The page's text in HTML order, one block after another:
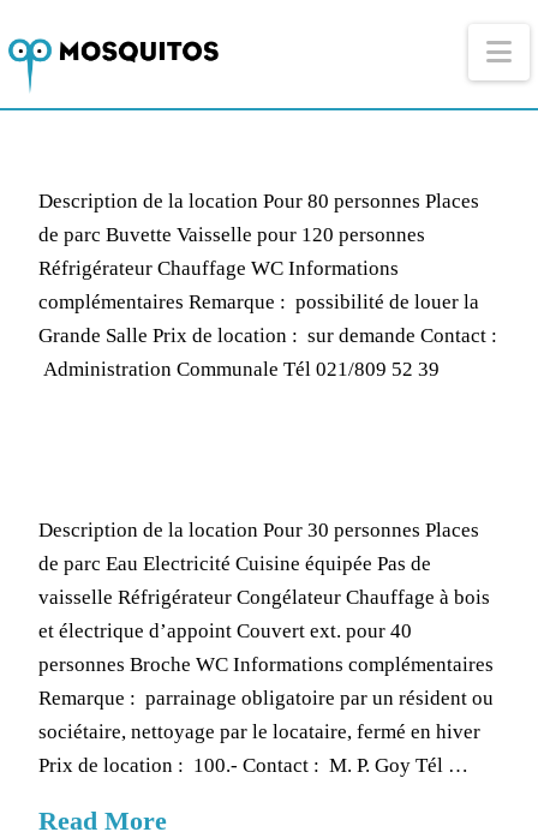
Description de la location Pour 80 personnes Places
de parc Buvette Vaisselle pour 120 personnes
Réfrigérateur Chauffage WC Informations
complémentaires Remarque : possibilité de louer la
Grande Salle Prix de location : sur demande Contact :
Administration Communale Tél 021/809 52 39
Description de la location Pour 30 personnes Places
de parc Eau Electricité Cuisine équipée Pas de
vaisselle Réfrigérateur Congélateur Chauffage à bois
et électrique d’appoint Couvert ext. pour 40
personnes Broche WC Informations complémentaires
Remarque : parrainage obligatoire par un résident ou
sociétaire, nettoyage par le locataire, fermé en hiver
Prix de location : 100.- Contact : M. P. Goy Tél …
Read More